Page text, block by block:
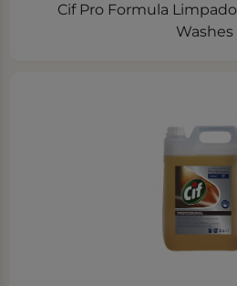
Cif Pro Formula
Washes